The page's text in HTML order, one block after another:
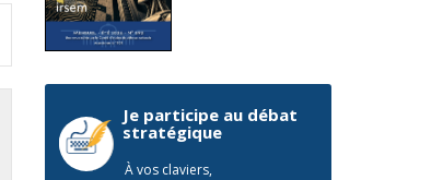
Je participe au débat
stratégique
À vos claviers,